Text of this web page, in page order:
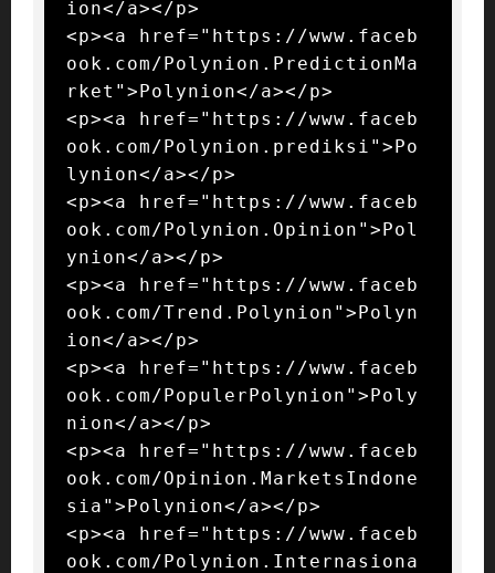
ion</a></p>
<p><a href="https://www.faceb
ook.com/Polynion.PredictionMa
rket">Polynion</a></p>
<p><a href="https://www.faceb
ook.com/Polynion.prediksi">Po
lynion</a></p>
<p><a href="https://www.faceb
ook.com/Polynion.Opinion">Pol
ynion</a></p>
<p><a href="https://www.faceb
ook.com/Trend.Polynion">Polyn
ion</a></p>
<p><a href="https://www.faceb
ook.com/PopulerPolynion">Poly
nion</a></p>
<p><a href="https://www.faceb
ook.com/Opinion.MarketsIndone
sia">Polynion</a></p>
<p><a href="https://www.faceb
ook.com/Polynion.Internasiona